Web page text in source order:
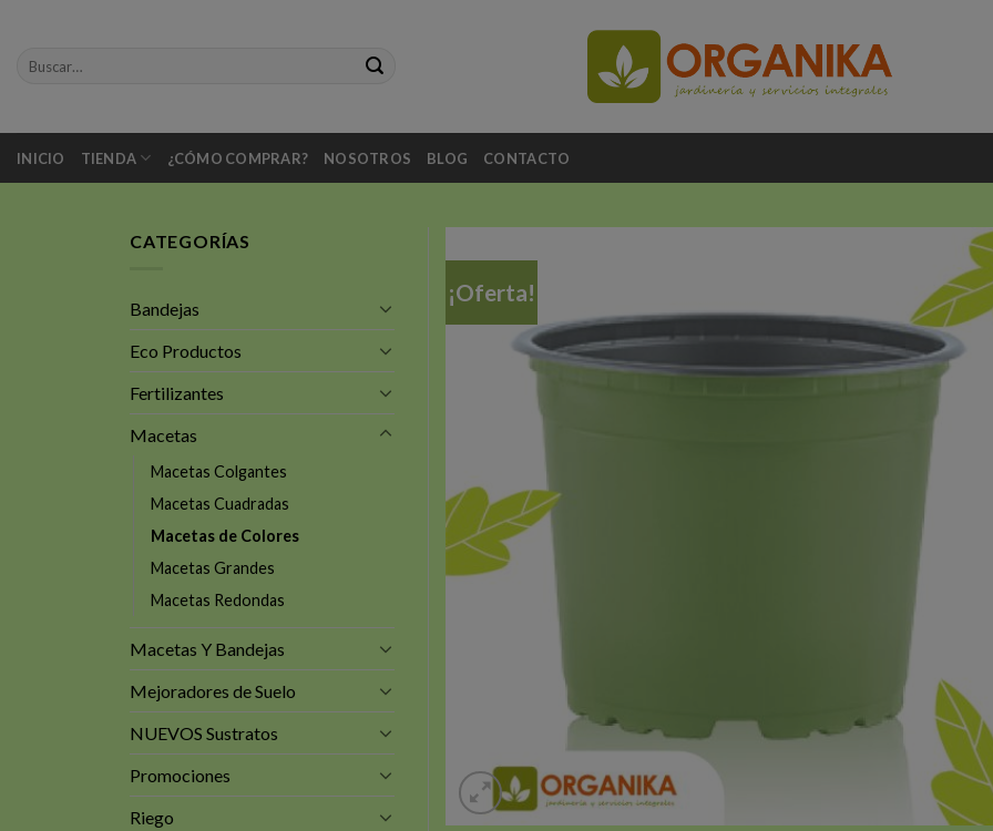
content
INICIO TIENDA ¿CÓMO COMPRAR? NOSOTROS BLOG CONTACTO
¡Oferta!
CATEGORÍAS
Bandejas
Eco Productos
Fertilizantes
Macetas
Macetas Colgantes
Macetas Cuadradas
Macetas de Colores
Macetas Grandes
Macetas Redondas
Macetas Y Bandejas
Mejoradores de Suelo
NUEVOS Sustratos
Promociones
Riego